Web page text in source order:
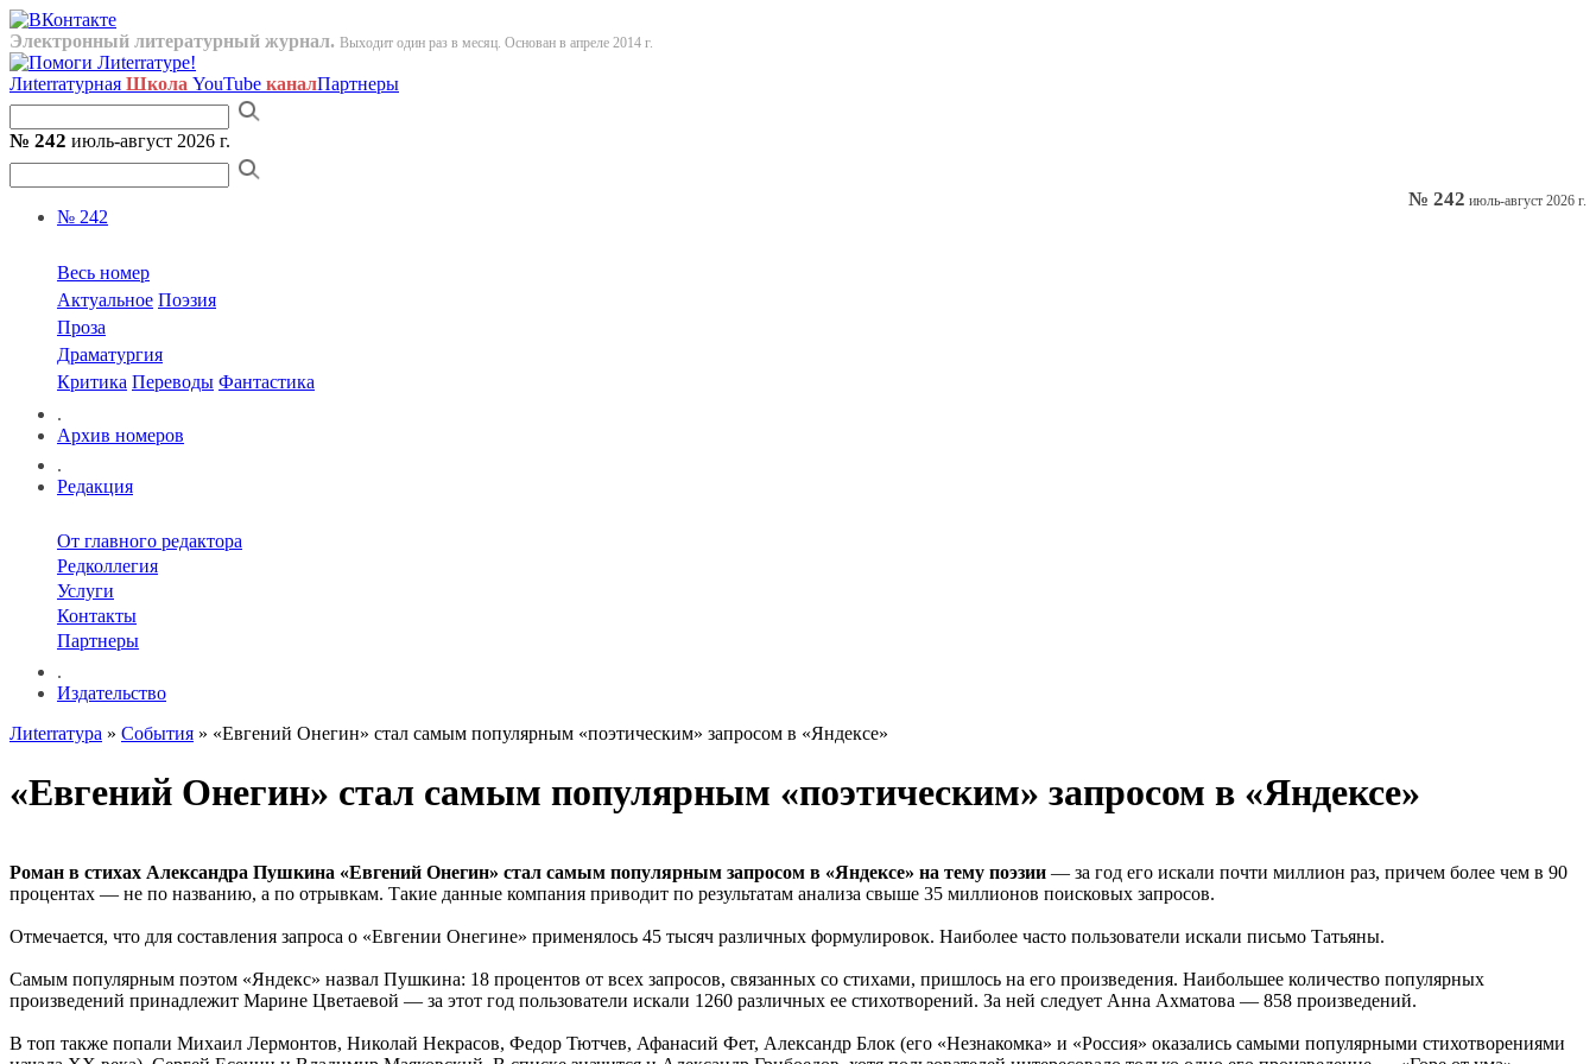
Электронный литературный журнал. Выходит один раз в месяц. Основан в апреле 2014 г.
Лиterraтурная Школа YouTube каналПартнеры
№ 242 июль-август 2026 г.
№ 242
Весь номер
Актуальное Поэзия
Проза
Драматургия
Критика Переводы Фантастика
.
Архив номеров
.
Редакция
От главного редактора
Редколлегия
Услуги
Контакты
Партнеры
.
Издательство
№ 242 июль-август 2026 г.
Лиterraтура » События » «Евгений Онегин» стал самым популярным «поэтическим» запросом в «Яндексе»
«Евгений Онегин» стал самым популярным «поэтическим» запросом в «Яндексе»
Роман в стихах Александра Пушкина «Евгений Онегин» стал самым популярным запросом в «Яндексе» на тему поэзии — за год его искали почти миллион раз, причем более чем в 90
процентах — не по названию, а по отрывкам. Такие данные компания приводит по результатам анализа свыше 35 миллионов поисковых запросов.
Отмечается, что для составления запроса о «Евгении Онегине» применялось 45 тысяч различных формулировок. Наиболее часто пользователи искали письмо Татьяны.
Самым популярным поэтом «Яндекс» назвал Пушкина: 18 процентов от всех запросов, связанных со стихами, пришлось на его произведения. Наибольшее количество популярных
произведений принадлежит Марине Цветаевой — за этот год пользователи искали 1260 различных ее стихотворений. За ней следует Анна Ахматова — 858 произведений.
В топ также попали Михаил Лермонтов, Николай Некрасов, Федор Тютчев, Афанасий Фет, Александр Блок (его «Незнакомка» и «Россия» оказались самыми популярными стихотворениями